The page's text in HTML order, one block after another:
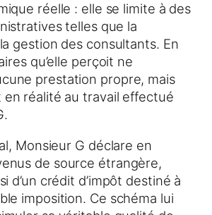
réelle : elle se limite à des
telles que la
gestion des consultants. En
qu’elle perçoit ne
prestation propre, mais
réalité au travail effectué
Monsieur G déclare en
de source étrangère,
d’un crédit d’impôt destiné à
imposition. Ce schéma lui